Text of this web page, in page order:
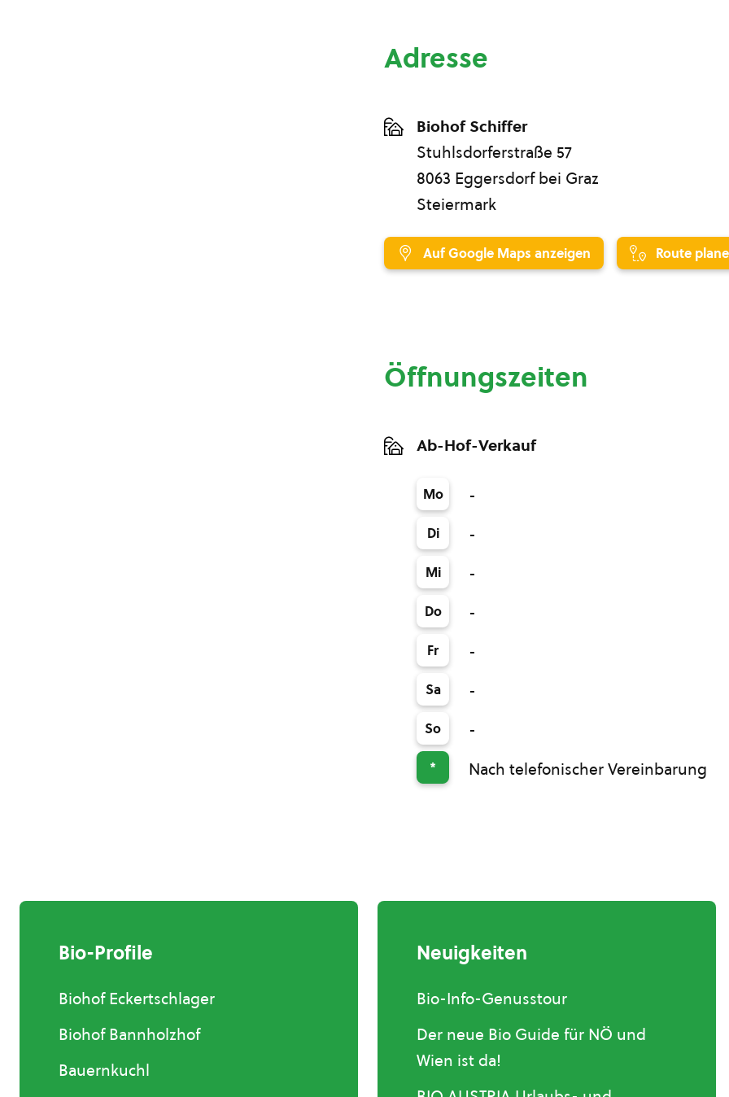
Adresse
Biohof Schiffer
Stuhlsdorferstraße 57
8063 Eggersdorf bei Graz
Steiermark
Auf Google Maps anzeigen Route
Öffnungszeiten
Ab-Hof-Verkauf
Mo -
Di -
Mi -
Do -
Fr -
Sa -
So -
* Nach telefonischer Vereinbarung
Bio-Profile
Biohof Eckertschlager
Biohof Bannholzhof
Bauernkuchl
Neuigkeiten
Bio-Info-Genusstour
Der neue Bio Guide für NÖ und
Wien ist da!